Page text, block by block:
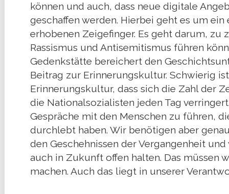
können und auch, dass neue digitale
geschaffen werden. Hierbei geht es um
erhobenen Zeigefinger. Es geht darum, zu
Rassismus und Antisemitismus führen
Gedenkstätte bereichert den
Beitrag zur Erinnerungskultur. Schwierig
Erinnerungskultur, dass sich die Zahl der
die Nationalsozialisten jeden Tag
Gespräche mit den Menschen zu führen,
durchlebt haben. Wir benötigen aber
den Geschehnissen der Vergangenheit
auch in Zukunft offen halten. Das müssen
machen. Auch das liegt in unserer